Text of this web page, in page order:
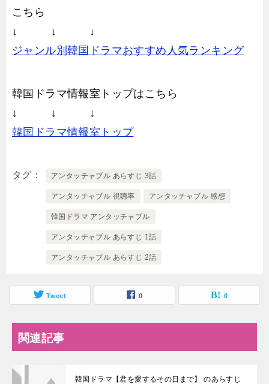
こちら
↓ ↓ ↓
ジャンル別韓国ドラマおすすめ人気ランキング
韓国ドラマ情報室トップはこちら
↓ ↓ ↓
韓国ドラマ情報室トップ
タグ アンタッチャブル あらすじ 3話
アンタッチャブル 視聴率 アンタッチャブル 感想
韓国ドラマ アンタッチャブル
アンタッチャブル あらすじ 1話
アンタッチャブル あらすじ 2話
Tweet 0 0
関連記事
韓国ドラマ【君を愛するその日まで】 のあらすじ